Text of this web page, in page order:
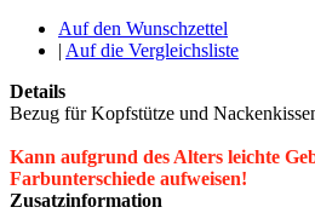
Auf den Wunschzettel
| Auf die Vergleichsliste
Details
Bezug für Kopfstütze und
Kann aufgrund des Alters leichte
Farbunterschiede aufweisen!
Zusatzinformation